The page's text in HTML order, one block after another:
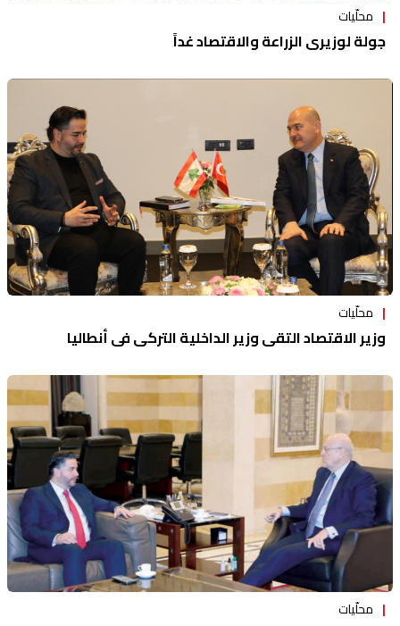
محلّيات
جولة لوزيري الزراعة والاقتصاد غداً
محلّيات
وزير الاقتصاد التقى وزير الداخلية التركي في أنطاليا
محلّيات